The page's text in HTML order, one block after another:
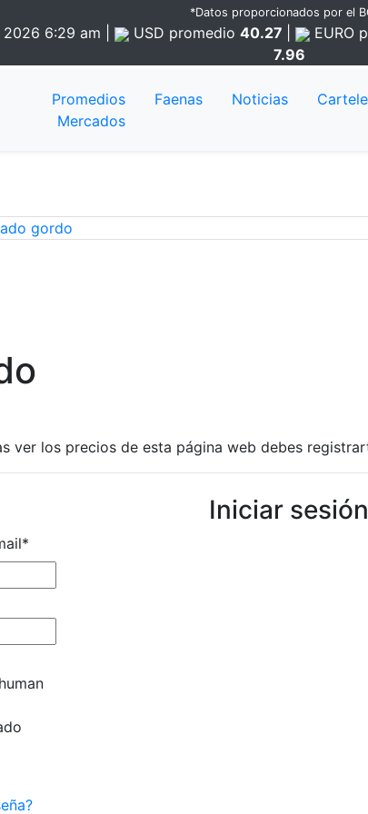
*Datos proporcionados por el
6:29 am USD promedio 40.27 EURO
7.96
Promedios
Mercados
Faenas Noticias
ver los precios de esta página web debes
Iniciar sesión
*